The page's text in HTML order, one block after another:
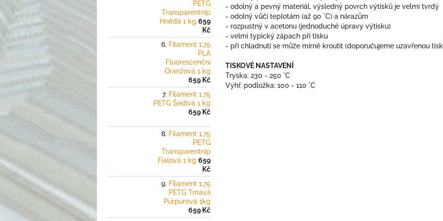
PETG
Transparentníp
Hnědá 1 kg 659
Kč
Filament 1,75
PLA
Fluorescenční
Oranžová 1 kg
659 Kč
Filament 1,75
PETG Šedivá 1 kg
659 Kč
Filament 1,75
PETG
Transparentníp
Fialová 1 kg 659
Kč
Filament 1,75
PETG Tmavá
Purpurová 1kg
659 Kč
- odolný a pevný materiál, výsledný povrch výtisků je velmi tvrdý
- odolný vůči teplotám (až 90 °C) a nárazům
- rozpustný v acetonu (jednoduché úpravy výtisku)
- velmi typický zápach při tisku
- při chladnutí se může mírně kroutit (doporučujeme uzavřenou
TISKOVÉ NASTAVENÍ
Tryska: 230 - 250 °C
Vyhř. podložka: 100 - 110 °C